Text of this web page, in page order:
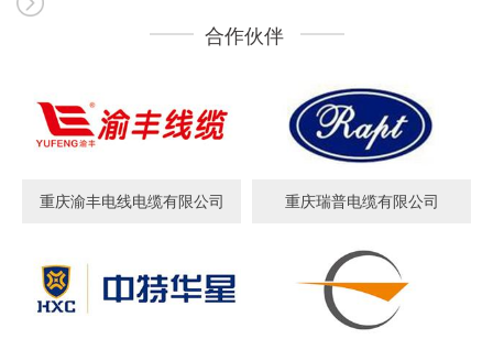
合作伙伴
重庆渝丰电线电缆有限公司 重庆瑞普电缆有限公司